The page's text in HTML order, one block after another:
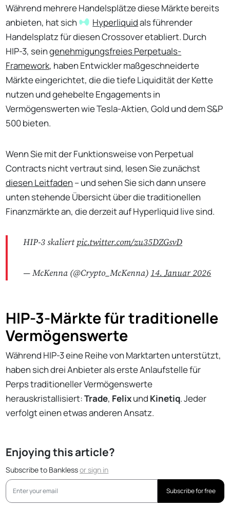
Während mehrere Handelsplätze diese Märkte bereits
anbieten, hat sich
Hyperliquidals führender
Handelsplatz für diesen Crossover etabliert. Durch
HIP-3, seingenehmigungsfreies Perpetuals-
Framework, haben Entwickler maßgeschneiderte
Märkte eingerichtet, die die tiefe Liquidität der Kette
nutzen und gehebelte Engagements in
Vermögenswerten wie Tesla-Aktien, Gold und dem S&P
500 bieten.
Wenn Sie mit der Funktionsweise von Perpetual
Contracts nicht vertraut sind, lesen Sie zunächst
diesen Leitfaden – und sehen Sie sich dann unsere
unten stehende Übersicht über die traditionellen
Finanzmärkte an, die derzeit auf Hyperliquid live sind.
HIP-3 skaliertpic.twitter.com/zu35DZGsvD
— McKenna (@Crypto_McKenna) 14. Januar 2026
HIP-3-Märkte für traditionelle
Vermögenswerte
Während HIP-3 eine Reihe von Marktarten unterstützt,
haben sich drei Anbieter als erste Anlaufstelle für
Perps traditioneller Vermögenswerte
herauskristallisiert:Trade, Felixund Kinetiq. Jeder
verfolgt einen etwas anderen Ansatz.
Enjoying this article?
Subscribe to Banklessorsign in
Subscribe for free